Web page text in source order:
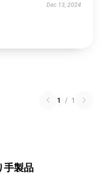
Dec 13, 2024
1 / 1
手製品